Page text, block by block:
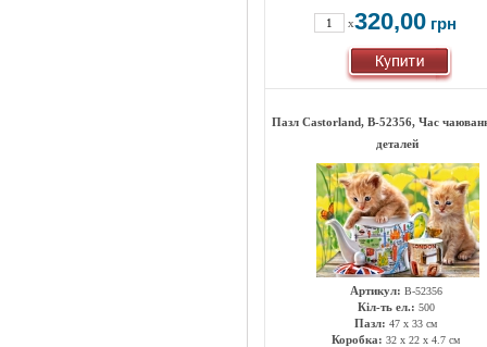
x320,00 грн
Пазл Castorland, B-52356, Час
деталей
Артикул: B-52356
Кіл-ть ел.: 500
Пазл: 47 х 33 см
Коробка: 32 x 22 x 4.7 см